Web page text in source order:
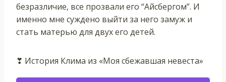
безразличие, все прозвали его “Айсбергом”. И
именно мне суждено выйти за него замуж и
стать матерью для двух его детей.
❣ История Клима из «Моя сбежавшая невеста»